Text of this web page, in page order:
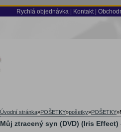
Rychlá objednávka Kontakt
Úvodní stránka»POŠETKY»pošetky»POŠETKY»
Můj ztracený syn (DVD) (Iris